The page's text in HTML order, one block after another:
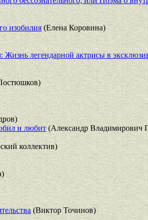
изобилия(Елена Коровина)
легендарной актрисы в
и любит(Александр Владимирович
коллектив)
(Виктор Точинов)